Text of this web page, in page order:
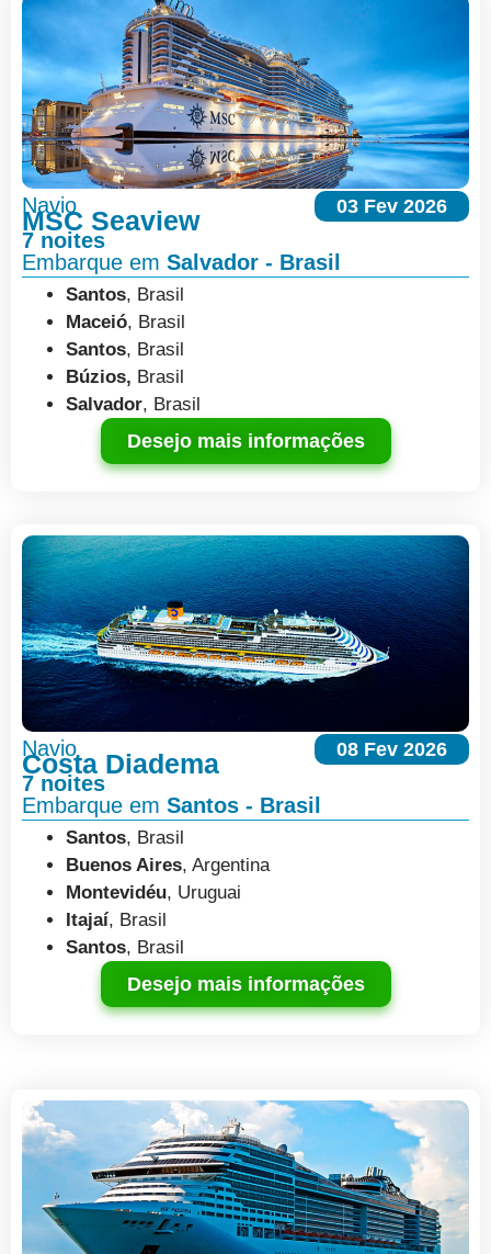
Navio 03 Fev 2026
MSC Seaview
7 noites
Embarque em Salvador - Brasil
Santos, Brasil
Maceió, Brasil
Santos, Brasil
Búzios, Brasil
Salvador, Brasil
Desejo mais informações
Navio 08 Fev 2026
Costa Diadema
7 noites
Embarque em Santos - Brasil
Santos, Brasil
Buenos Aires, Argentina
Montevidéu, Uruguai
Itajaí, Brasil
Santos, Brasil
Desejo mais informações